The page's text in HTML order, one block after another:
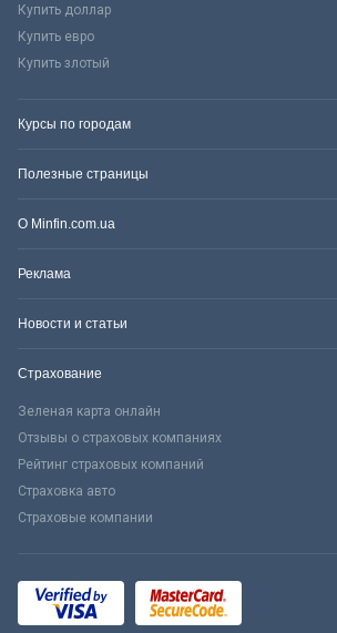
Купить доллар
Купить евро
Купить злотый
Курсы по городам
Полезные страницы
О Minfin.com.ua
Реклама
Новости и статьи
Страхование
Зеленая карта онлайн
Отзывы о страховых компаниях
Рейтинг страховых компаний
Страховка авто
Страховые компании